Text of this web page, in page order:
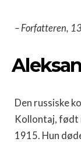
– Forfatteren,
Den russiske
Kollontaj, født
1915. Hun